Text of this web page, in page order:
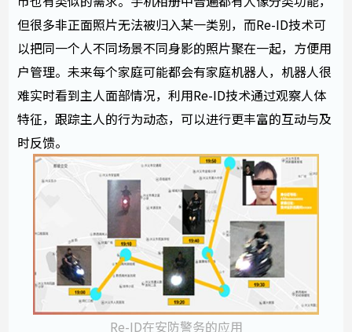
但很多非正面照片无法被归入某一类别，而Re-ID技术可
以把同一个人不同场景不同身影的照片聚在一起，方便用
户管理。未来每个家庭可能都会有家庭机器人，机器人很
难实时看到主人面部情况，利用Re-ID技术通过观察人体
特征，跟踪主人的行为动态，可以进行更丰富的互动与及
时反馈。
Re-ID在安防警务的应用